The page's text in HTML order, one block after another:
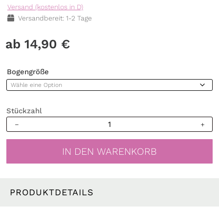
Versand (kostenlos in D)
Versandbereit: 1-2 Tage
14,90 €
Bogengröße
Stückzahl
Frühling
Ostsee
IN DEN WARENKORB
PRODUKTDETAILS